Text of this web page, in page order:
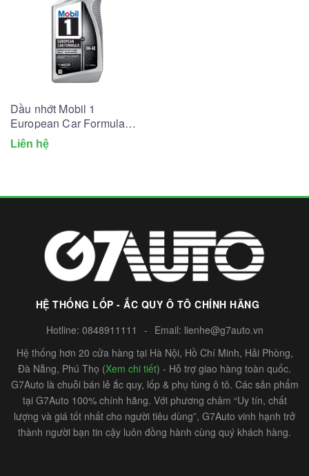
Dầu nhớt Mobil 1
European Car Formula
0W-40
Liên hệ
HỆ THỐNG LỐP - ẮC QUY Ô TÔ CHÍNH HÃNG
Hotline: 0848911111 - Email: lienhe@g7auto.vn
Hệ thống hơn 20 cửa hàng tại Hà Nội, Hồ Chí Minh, Hải Phòng,
Đà Nẵng, Phú Thọ (Xem chi tiết) - Hỗ trợ giao hàng toàn quốc.
G7Auto là chuỗi bán lẻ ắc quy, lốp & phụ tùng ô tô. Các sản phẩm
tại G7Auto 100% chính hãng. Với phương châm “Uy tín, chất
lượng và giá tốt nhất cho người tiêu dùng”, G7Auto vinh hạnh trở
thành người bạn tin cậy luôn đồng hành cùng quý khách hàng.